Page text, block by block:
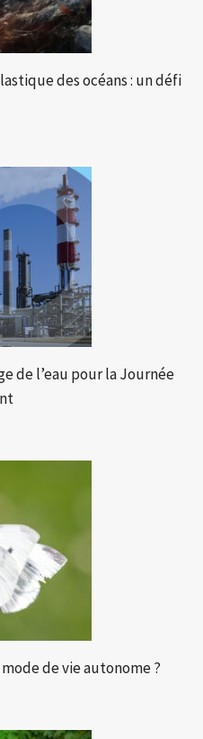
des océans : un défi
de l’eau pour la Journée
de vie autonome ?